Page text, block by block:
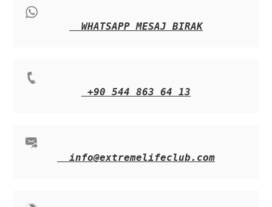
WHATSAPP MESAJ BIRAK
+90 544 863 64 13
info@extremelifeclub.com